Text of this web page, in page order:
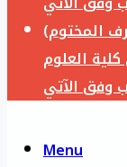
المختوم)
العلوم
Menu